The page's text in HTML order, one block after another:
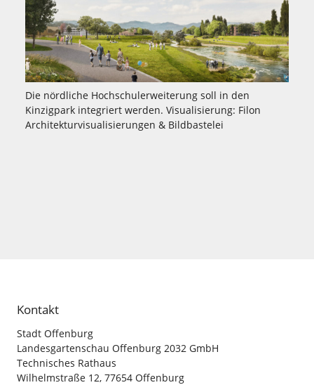
Die nördliche Hochschulerweiterung soll in den
Kinzigpark integriert werden. Visualisierung: Filon
Architekturvisualisierungen & Bildbastelei
Kontakt
Stadt Offenburg
Landesgartenschau Offenburg 2032 GmbH
Technisches Rathaus
Wilhelmstraße 12, 77654 Offenburg